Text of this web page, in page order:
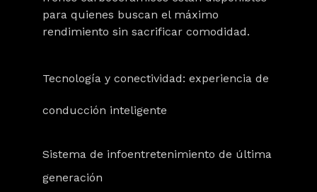
para quienes buscan el máximo
rendimiento sin sacrificar comodidad.
Tecnología y conectividad: experiencia de
conducción inteligente
Sistema de infoentretenimiento de última
generación